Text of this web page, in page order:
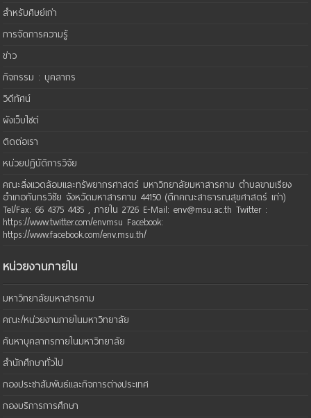
สำหรับศิษย์เก่า
การจัดการความรู้
ข่าว
กิจกรรม : บุคลากร
วิดีทัศน์
ผังเว็บไซต์
ติดต่อเรา
หน่วยปฏิบัติการวิจัย
คณะสิ่งแวดล้อมและทรัพยากรศาสตร์ มหาวิทยาลัยมหาสารคาม ตำบลขามเรียง
อำเภอกันทรวิชัย จังหวัดมหาสารคาม 44150 (ตึกคณะสาธารณสุขศาสตร์ เก่า)
Tel/Fax: 66 4375 4435 , ภายใน 2726 E-Mail: env@msu.ac.th Twitter :
https://www.twitter.com/envmsu Facebook:
https://www.facebook.com/env.msu.th/
หน่วยงานภายใน
มหาวิทยาลัยมหาสารคาม
คณะ/หน่วยงานภายในมหาวิทยาลัย
ค้นหาบุคลากรภายในมหาวิทยาลัย
สำนักศึกษาทั่วไป
กองประชาสัมพันธ์และกิจการต่างประเทศ
กองบริการการศึกษา